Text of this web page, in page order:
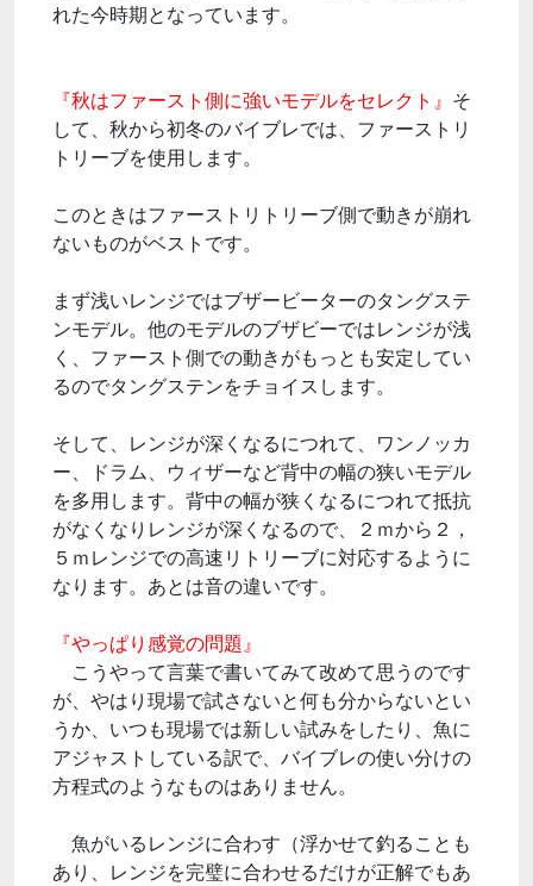
れた今時期となっています。
『秋はファースト側に強いモデルをセレクト』 そ
して、秋から初冬のバイブレでは、ファーストリ
トリーブを使用します。
このときはファーストリトリーブ側で動きが崩れ
ないものがベストです。
まず浅いレンジではブザービーターのタングステ
ンモデル。他のモデルのブザビーではレンジが浅
く、ファースト側での動きがもっとも安定してい
るのでタングステンをチョイスします。
そして、レンジが深くなるにつれて、ワンノッカ
ー、ドラム、ウィザーなど背中の幅の狭いモデル
を多用します。背中の幅が狭くなるにつれて抵抗
がなくなりレンジが深くなるので、２ｍから２，
５ｍレンジでの高速リトリーブに対応するように
なります。あとは音の違いです。
『やっぱり感覚の問題』
こうやって言葉で書いてみて改めて思うのです
が、やはり現場で試さないと何も分からないとい
うか、いつも現場では新しい試みをしたり、魚に
アジャストしている訳で、バイブレの使い分けの
方程式のようなものはありません。
魚がいるレンジに合わす（浮かせて釣ることも
あり、レンジを完璧に合わせるだけが正解でもあ